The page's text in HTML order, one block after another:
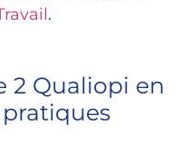
.
2 Qualiopi en
pratiques